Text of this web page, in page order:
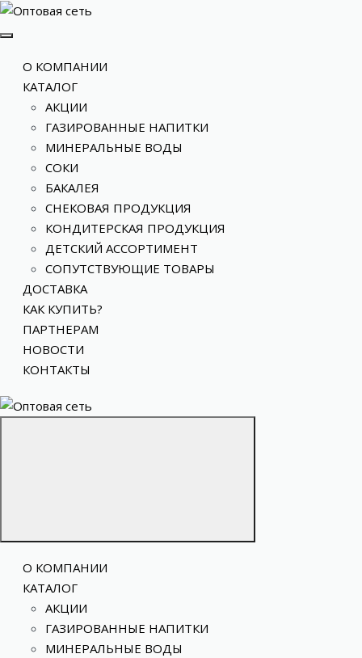
О КОМПАНИИ
КАТАЛОГ
АКЦИИ
ГАЗИРОВАННЫЕ НАПИТКИ
МИНЕРАЛЬНЫЕ ВОДЫ
СОКИ
БАКАЛЕЯ
СНЕКОВАЯ ПРОДУКЦИЯ
КОНДИТЕРСКАЯ ПРОДУКЦИЯ
ДЕТСКИЙ АССОРТИМЕНТ
СОПУТСТВУЮЩИЕ ТОВАРЫ
ДОСТАВКА
КАК КУПИТЬ?
ПАРТНЕРАМ
НОВОСТИ
КОНТАКТЫ
О КОМПАНИИ
КАТАЛОГ
АКЦИИ
ГАЗИРОВАННЫЕ НАПИТКИ
МИНЕРАЛЬНЫЕ ВОДЫ